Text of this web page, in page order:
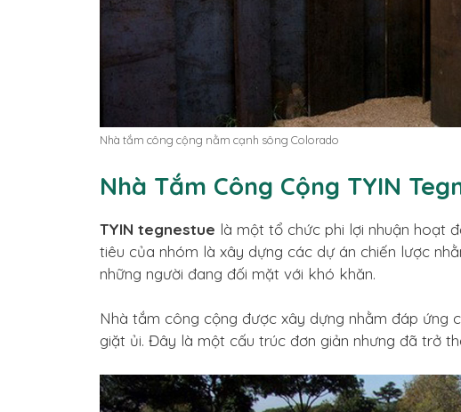
Nhà tắm công cộng nằm cạnh sông Colorado
Nhà Tắm Công Cộng TYIN
TYIN tegnestue là một tổ chức phi lợi nhuận hoạt
tiêu của nhóm là xây dựng các dự án chiến lược
những người đang đối mặt với khó khăn.
Nhà tắm công cộng được xây dựng nhằm đáp ứng
giặt ủi. Đây là một cấu trúc đơn giản nhưng đã trở